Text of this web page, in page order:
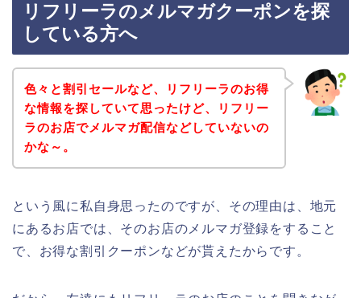
リフリーラのメルマガクーポンを探
している方へ
色々と割引セールなど、リフリーラのお得
な情報を探していて思ったけど、リフリー
ラのお店でメルマガ配信などしていないの
かな～。
という風に私自身思ったのですが、その理由は、地元
にあるお店では、そのお店のメルマガ登録をすること
で、お得な割引クーポンなどが貰えたからです。